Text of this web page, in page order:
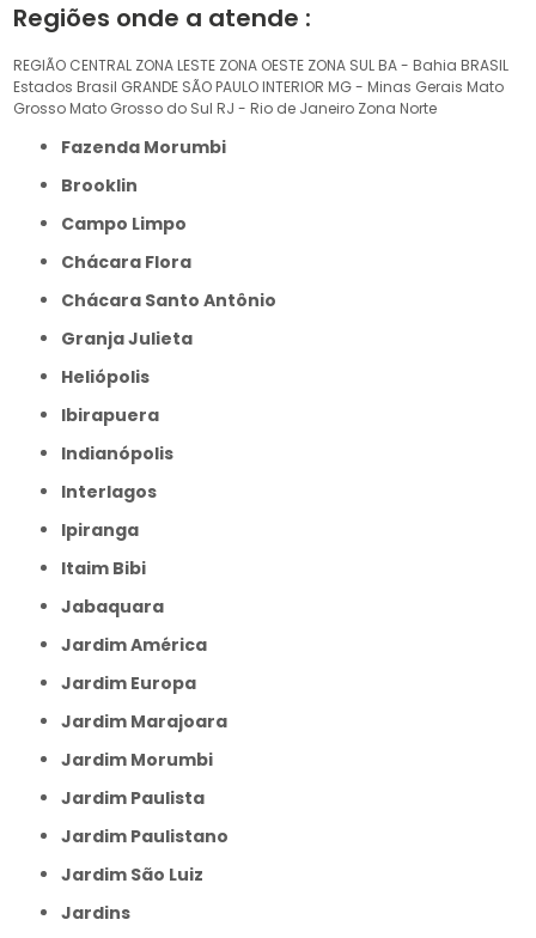
Regiões onde a atende :
REGIÃO CENTRAL ZONA LESTE ZONA OESTE ZONA SUL BA - Bahia BRASIL
Estados Brasil GRANDE SÃO PAULO INTERIOR MG - Minas Gerais Mato
Grosso Mato Grosso do Sul RJ - Rio de Janeiro Zona Norte
Fazenda Morumbi
Brooklin
Campo Limpo
Chácara Flora
Chácara Santo Antônio
Granja Julieta
Heliópolis
Ibirapuera
Indianópolis
Interlagos
Ipiranga
Itaim Bibi
Jabaquara
Jardim América
Jardim Europa
Jardim Marajoara
Jardim Morumbi
Jardim Paulista
Jardim Paulistano
Jardim São Luiz
Jardins